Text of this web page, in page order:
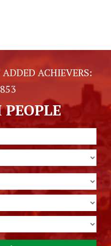
ACHIEVERS:
PEOPLE